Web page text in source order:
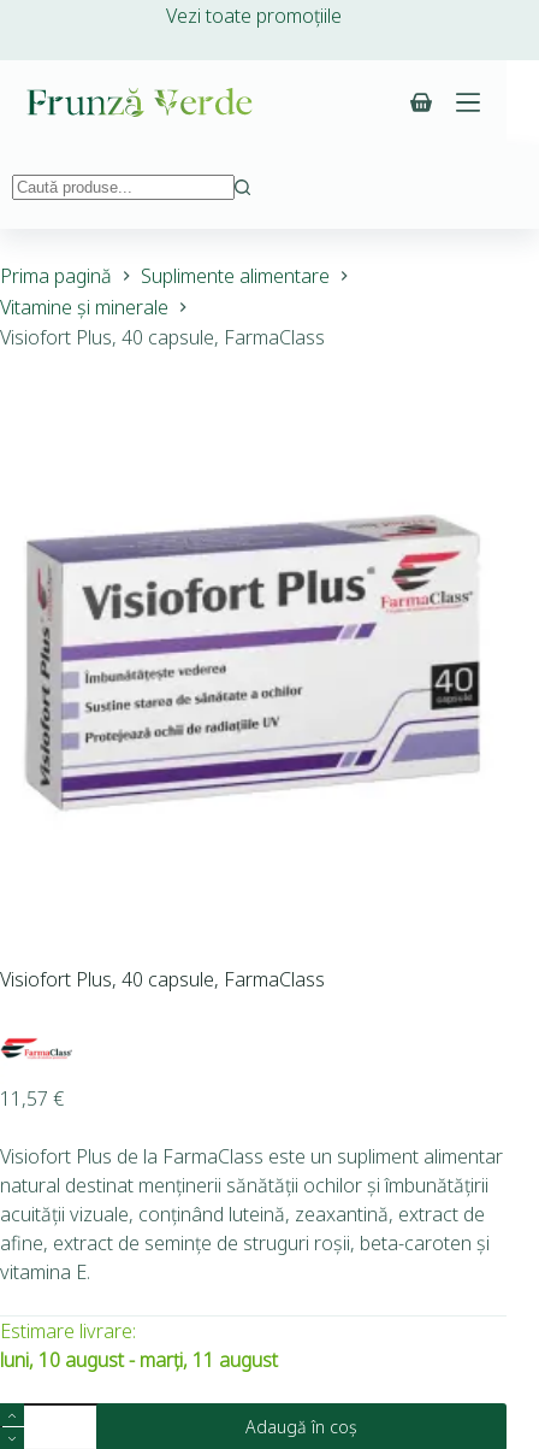
Vezi toate promoțiile
Prima pagină
Suplimente alimentare
Vitamine și minerale
Visiofort Plus, 40 capsule, FarmaClass
Visiofort Plus, 40 capsule, FarmaClass
11,57 €
Visiofort Plus de la FarmaClass este un supliment alimentar
natural destinat menținerii sănătății ochilor și îmbunătățirii
acuității vizuale, conținând luteină, zeaxantină, extract de
afine, extract de semințe de struguri roșii, beta-caroten și
vitamina E.
Estimare livrare:
luni, 10 august - marți, 11 august
Adaugă în coș